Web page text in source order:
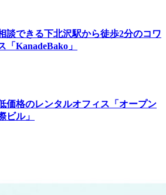
談できる下北沢駅から徒歩2分のコワ
「KanadeBako」
価格のレンタルオフィス「オープン
ビル」